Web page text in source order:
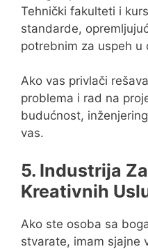
Tehnički fakulteti i
standarde,
potrebnim za uspeh u
Ako vas privlači
problema i rad na
budućnost,
vas.
5. Industrija
Kreativnih
Ako ste osoba sa
stvarate, imam sjajne